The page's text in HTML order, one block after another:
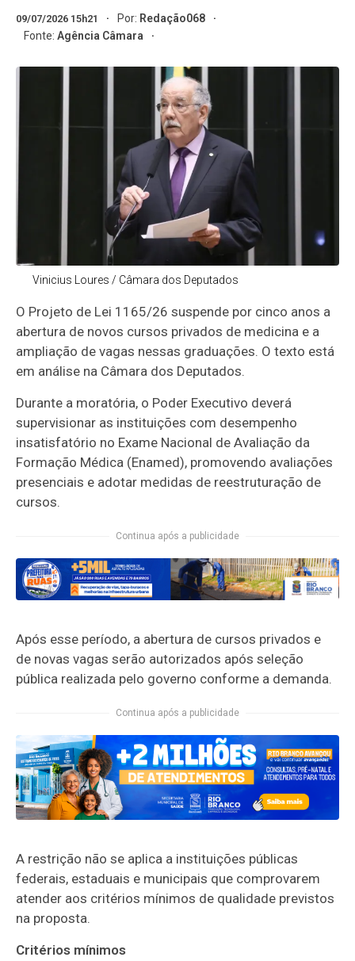
09/07/2026 15h21 Por: Redação068
Fonte:Agência Câmara
Vinicius Loures / Câmara dos Deputados
O Projeto de Lei 1165/26 suspende por cinco anos a
abertura de novos cursos privados de medicina e a
ampliação de vagas nessas graduações. O texto está
em análise na Câmara dos Deputados.
Durante a moratória, o Poder Executivo deverá
supervisionar as instituições com desempenho
insatisfatório no Exame Nacional de Avaliação da
Formação Médica (Enamed), promovendo avaliações
presenciais e adotar medidas de reestruturação de
cursos.
Continua após a publicidade
Após esse período, a abertura de cursos privados e
de novas vagas serão autorizados após seleção
pública realizada pelo governo conforme a demanda.
Continua após a publicidade
A restrição não se aplica a instituições públicas
federais, estaduais e municipais que comprovarem
atender aos critérios mínimos de qualidade previstos
na proposta.
Critérios mínimos